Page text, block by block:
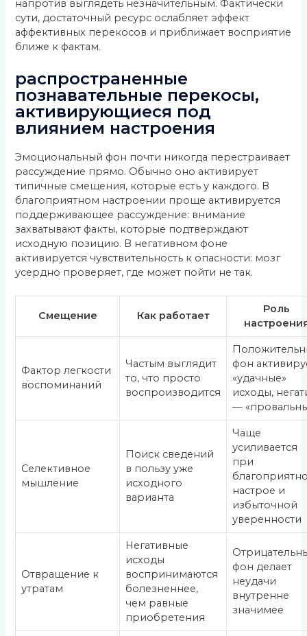
напротив выглядеть незначительным. Фактически
сути, достаточный ресурс ослабляет эффект
аффективных перекосов и приближает восприятие
ближе к фактам.
распространенные
познавательные перекосы,
активирующиеся под
влиянием настроения
Эмоциональный фон почти никогда перестраивает
рассуждение прямо. Обычно оно активирует
типичные смещения, которые есть у каждого. В
благоприятном настроении проще активируется
поддерживающее рассуждение: внимание
захватывают факты, которые подтверждают
исходную позицию. В негативном фоне
активируется чувствительность к опасности: мозг
усердно проверяет, где может пойти не так.
Смещение Как работает
Роль
Фактор легкости
воспоминаний
Частым выглядит
то, что просто
воспроизводится
фон
«удачные»
исходы,
—
Селективное
мышление
Поиск сведений
в пользу уже
исходного
варианта
Чаще
усиливается
при
настрое и
избыточной
уверенности
Отвращение к
утратам
Негативные
исходы
воспринимаются
болезненнее,
чем равные
приобретения
фон делает
неудачи
внутренне
значимее